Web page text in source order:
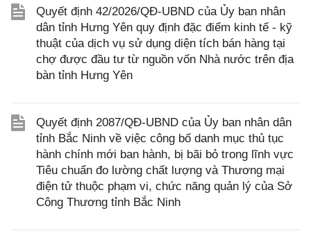
Quyết định 42/2026/QĐ-UBND của Ủy ban nhân
dân tỉnh Hưng Yên quy định đặc điểm kinh tế - kỹ
thuật của dịch vụ sử dụng diện tích bán hàng tại
chợ được đầu tư từ nguồn vốn Nhà nước trên địa
bàn tỉnh Hưng Yên
Quyết định 2087/QĐ-UBND của Ủy ban nhân dân
tỉnh Bắc Ninh về việc công bố danh mục thủ tục
hành chính mới ban hành, bị bãi bỏ trong lĩnh vực
Tiêu chuẩn đo lường chất lượng và Thương mại
điện tử thuộc phạm vi, chức năng quản lý của Sở
Công Thương tỉnh Bắc Ninh